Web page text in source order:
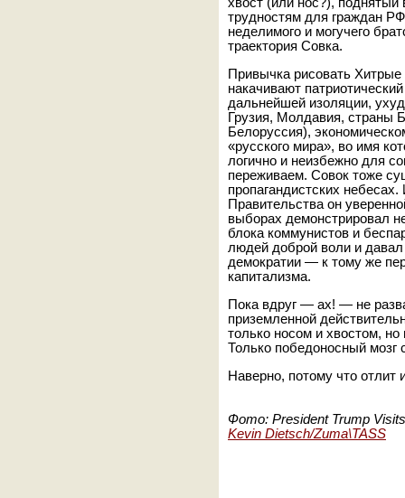
трудностям для граждан
неделимого и могучего
траектория Совка.
Привычка рисовать
накачивают
дальнейшей изоляции,
Грузия, Молдавия, страны
Белоруссия),
«русского мира», во имя
логично и неизбежно для
переживаем. Совок тоже
пропагандистских
Правительства он
выборах демонстрировал
блока коммунистов и
людей доброй воли и
демократии — к тому же
капитализма.
Пока вдруг — ах! — не
приземленной
только носом и хвостом,
Только победоносный мозг
Наверно, потому что отлит
Фото: President Trump
Kevin Dietsch/Zuma\TASS